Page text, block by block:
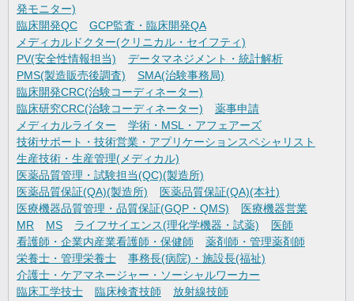
発モニター)
臨床開発QC
GCP監査・臨床開発QA
メディカルドクター(クリニカル・セイフティ)
PV(安全性情報担当)
データマネジメント・統計解析
PMS(製造販売後調査)
SMA(治験事務局)
臨床開発CRC(治験コーディネーター)
臨床研究CRC(治験コーディネーター)
薬事申請
メディカルライター
学術・MSL・アフェアーズ
技術サポート・技術営業・アプリケーションスペシャリスト
生産技術・生産管理(メディカル)
医薬品質管理・試験担当(QC)(製造所)
医薬品質保証(QA)(製造所)
医薬品質保証(QA)(本社)
医療機器品質管理・品質保証(GQP・QMS)
医療機器営業
MR
MS ライフサイエンス(理化学機器・試薬)
医師
看護師・企業内産業看護師・保健師
薬剤師・管理薬剤師
栄養士・管理栄養士
事務長(病院)・施設長(福祉)
介護士・ケアマネージャー・ソーシャルワーカー
臨床工学技士
臨床検査技師
放射線技師